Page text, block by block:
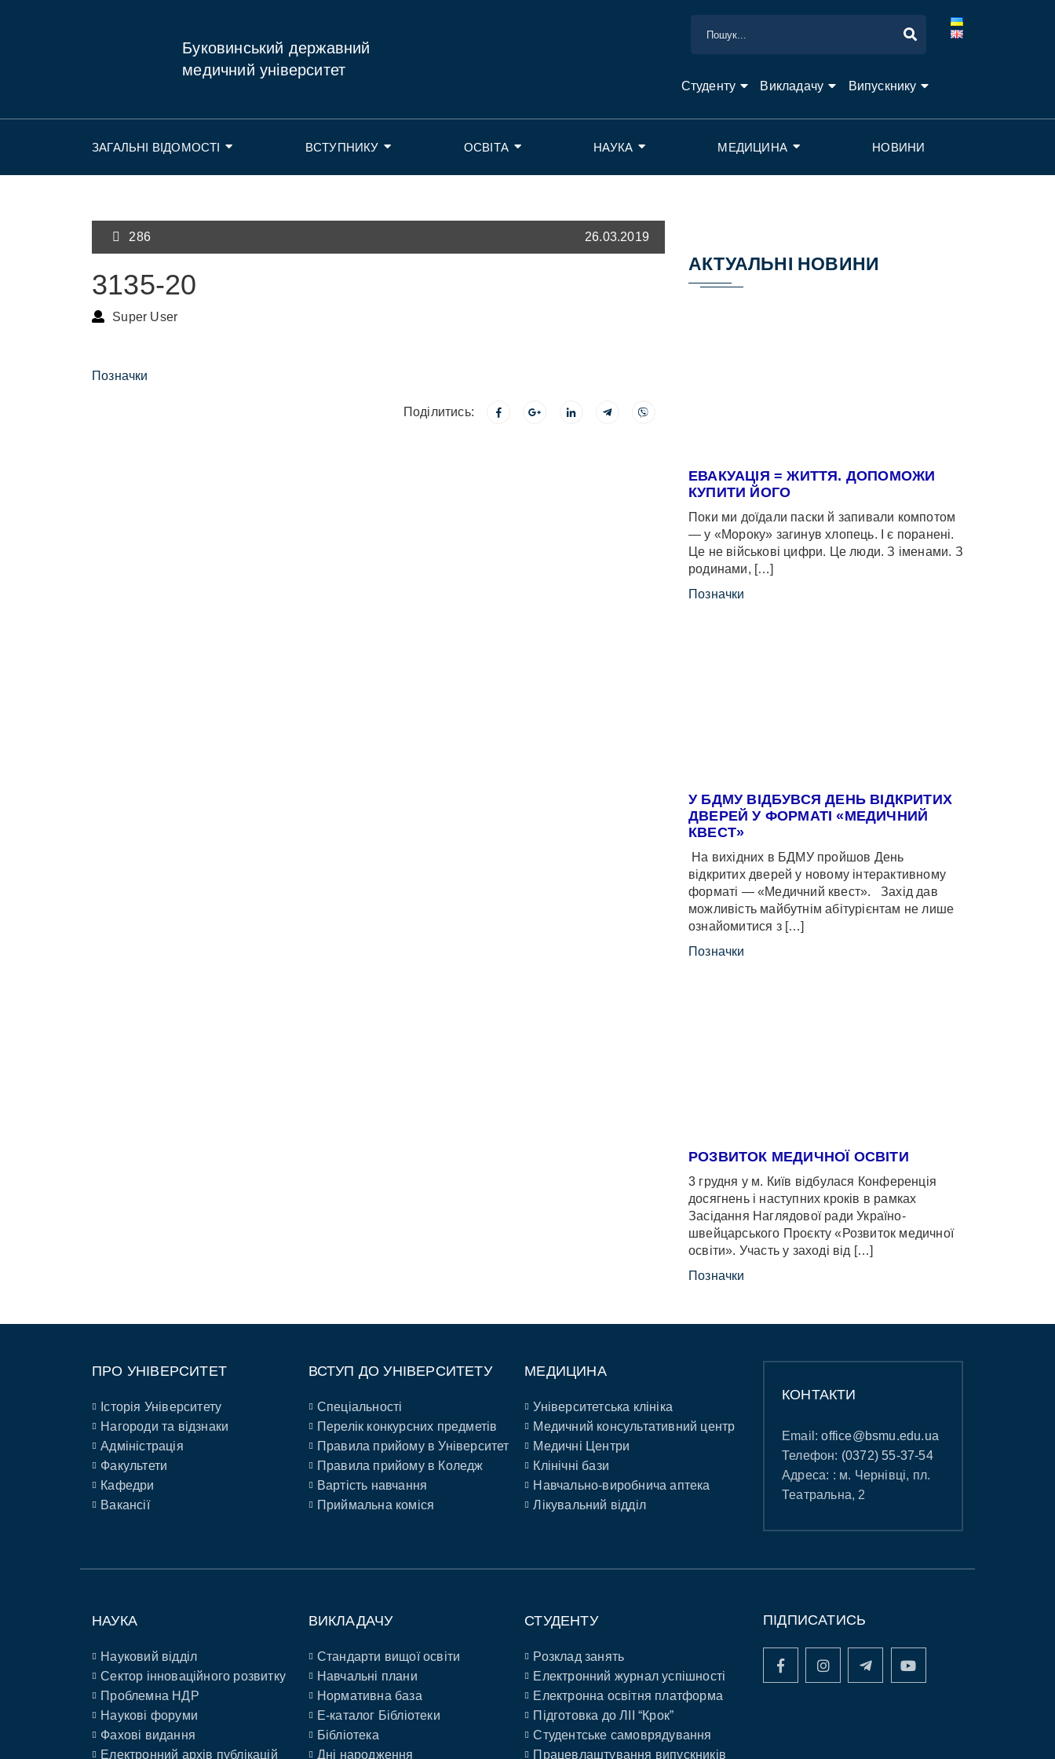
Буковинський державний
медичний університет
Студенту Викладачу Випускнику
ЗАГАЛЬНІ ВІДОМОСТІ ВСТУПНИКУ ОСВІТА НАУКА МЕДИЦИНА НОВИНИ
286 26.03.2019
3135-20
Super User
Позначки
Поділитись:
АКТУАЛЬНІ НОВИНИ
ЕВАКУАЦІЯ = ЖИТТЯ. ДОПОМОЖИ
КУПИТИ ЙОГО
Поки ми доїдали паски й запивали компотом
— у «Мороку» загинув хлопець. І є поранені.
Це не військові цифри. Це люди. З іменами. З
родинами, […]
Позначки
У БДМУ ВІДБУВСЯ ДЕНЬ ВІДКРИТИХ
ДВЕРЕЙ У ФОРМАТІ «МЕДИЧНИЙ
КВЕСТ»
На вихідних в БДМУ пройшов День
відкритих дверей у новому інтерактивному
форматі — «Медичний квест». Захід дав
можливість майбутнім абітурієнтам не лише
ознайомитися з […]
Позначки
РОЗВИТОК МЕДИЧНОЇ ОСВІТИ
3 грудня у м. Київ відбулася Конференція
досягнень і наступних кроків в рамках
Засідання Наглядової ради Україно-
швейцарського Проєкту «Розвиток медичної
освіти». Участь у заході від […]
Позначки
ПРО УНІВЕРСИТЕТ
Історія Університету
Нагороди та відзнаки
Адміністрація
Факультети
Кафедри
Вакансії
ВСТУП ДО УНІВЕРСИТЕТУ
Спеціальності
Перелік конкурсних предметів
Правила прийому в Університет
Правила прийому в Коледж
Вартість навчання
Приймальна коміся
МЕДИЦИНА
Університетська клініка
Медичний консультативний центр
Медичні Центри
Клінічні бази
Навчально-виробнича аптека
Лікувальний відділ
КОНТАКТИ
Email:office@bsmu.edu.ua
Телефон: (0372) 55-37-54
Адреса: : м. Чернівці, пл.
Театральна, 2
НАУКА
Науковий відділ
Сектор інноваційного розвитку
Проблемна НДР
Наукові форуми
Фахові видання
Електронний архів публікацій
ВИКЛАДАЧУ
Стандарти вищої освіти
Навчальні плани
Нормативна база
E-каталог Бібліотеки
Бібліотека
Дні народження
СТУДЕНТУ
Розклад занять
Електронний журнал успішності
Електронна освітня платформа
Підготовка до ЛІІ “Крок”
Студентське самоврядування
Працевлаштування випускників
ПІДПИСАТИСЬ